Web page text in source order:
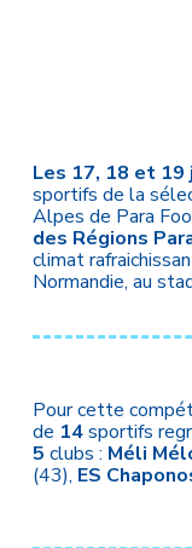
Les 17, 18 et 19
sportifs de la
Alpes de Para
des Régions
climat
Normandie, au
Pour cette
de 14sportifs
5 clubs : Méli
(43), ES